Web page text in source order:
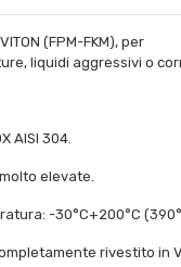
(FPM-FKM), per
liquidi aggressivi o
AISI 304.
elevate.
-30°C+200°C
rivestito in